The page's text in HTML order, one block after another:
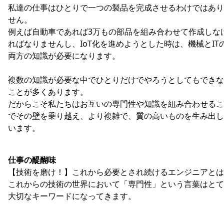
私達の仕事はひとりで一つの製品を完成させるわけではあ
せん。
例えば自動車であれば3万もの部品を組み合わせて作成しな
ればなりませんし、IoT化を進めようとした時は、機械とIT
両方の知識が必要になります。
複数の知識が必要な中でひとりだけでやろうとしてもでき
ことが多くあります。
だからこそ私たちはお互いの専門性や知識を組み合わせる
でその壁を乗り越え、より複雑で、質の高いものを生み出
います。
仕事の醍醐味
【技術を磨け！】これから必要とされ続けるエンジニアと
これからの技術の世界において「専門性」という言葉はと
大切なキーワードになってきます。